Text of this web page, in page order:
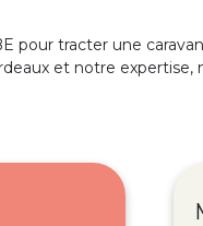
pour tracter une
et notre